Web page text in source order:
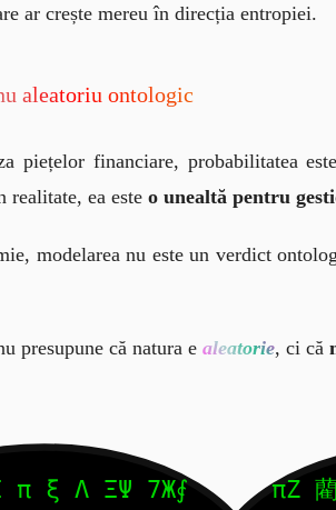
ar crește mereu în direcția entropiei.
aleatoriu ontologic
piețelor financiare, probabilitatea
realitate, ea este o unealtă pentru
modelarea nu este un verdict
presupune că natura e aleatorie, ci că